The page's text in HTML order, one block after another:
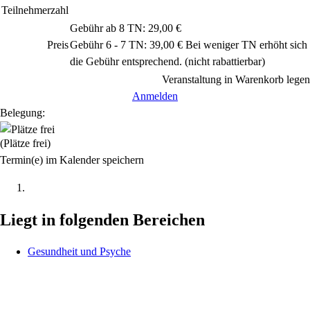
Teilnehmerzahl
Preis
Gebühr ab 8 TN: 29,00 €
Gebühr 6 - 7 TN: 39,00 € Bei weniger TN erhöht sich
die Gebühr entsprechend. (nicht rabattierbar)
Veranstaltung in Warenkorb legen
Anmelden
Belegung:
(Plätze frei)
Termin(e) im Kalender speichern
Liegt in folgenden Bereichen
Gesundheit und Psyche